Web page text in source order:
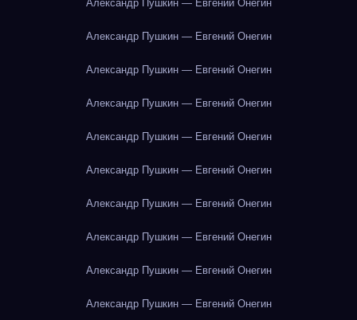
Александр Пушкин — Евгений Онегин
Александр Пушкин — Евгений Онегин
Александр Пушкин — Евгений Онегин
Александр Пушкин — Евгений Онегин
Александр Пушкин — Евгений Онегин
Александр Пушкин — Евгений Онегин
Александр Пушкин — Евгений Онегин
Александр Пушкин — Евгений Онегин
Александр Пушкин — Евгений Онегин
Александр Пушкин — Евгений Онегин